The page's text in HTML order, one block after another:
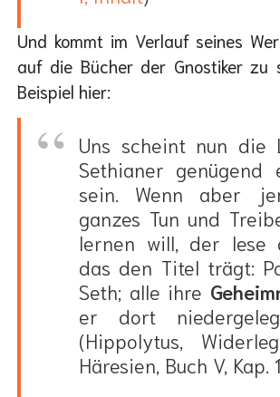
Und kommt im Verlauf seines
auf die Bücher der Gnostiker zu
Beispiel hier:
Uns scheint nun die
Sethianer genügend
sein. Wenn aber
ganzes Tun und
lernen will, der lese
das den Titel trägt:
Seth; alle ihre
er dort
(Hippolytus,
Häresien, Buch V, Kap.